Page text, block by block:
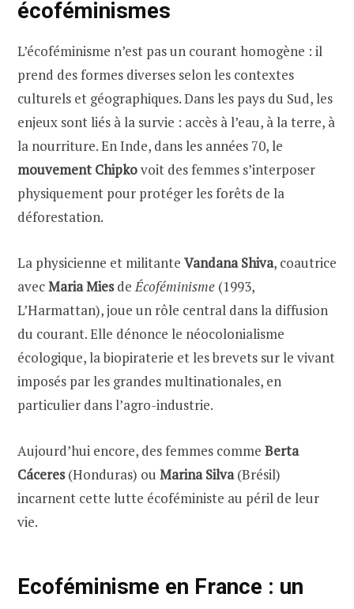
écoféminismes
L’écoféminisme n’est pas un courant homogène : il
prend des formes diverses selon les contextes
culturels et géographiques. Dans les pays du Sud, les
enjeux sont liés à la survie : accès à l’eau, à la terre, à
la nourriture. En Inde, dans les années 70, le
mouvement Chipkovoit des femmes s’interposer
physiquement pour protéger les forêts de la
déforestation.
La physicienne et militante Vandana Shiva, coautrice
avecMaria MiesdeÉcoféminisme (1993,
L’Harmattan), joue un rôle central dans la diffusion
du courant. Elle dénonce le néocolonialisme
écologique, la biopiraterie et les brevets sur le vivant
imposés par les grandes multinationales, en
particulier dans l’agro-industrie.
Aujourd’hui encore, des femmes comme Berta
Cáceres(Honduras) ou Marina Silva(Brésil)
incarnent cette lutte écoféministe au péril de leur
vie.
Ecoféminisme en France : un